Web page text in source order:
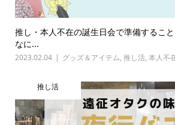
推し・本人不在の誕生日会で準備するこ
なに...
2023.02.04 グッズ＆アイテム, 推し活, 本人不
推し活